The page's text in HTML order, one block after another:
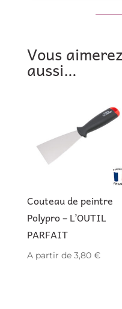
Vous
aussi…
Couteau de peintre
Polypro – L’OUTIL
PARFAIT
A partir de 3,80 €